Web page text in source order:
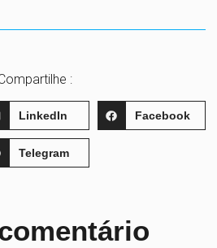
:
LinkedIn Facebook
Telegram